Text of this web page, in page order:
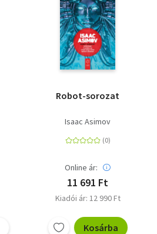
Robot-sorozat
Isaac Asimov
Online ár:
11 691 Ft
Kiadói ár: 12 990 Ft
Kosárba